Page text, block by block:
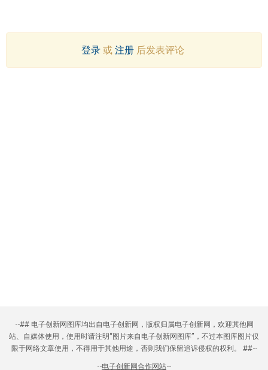
登录或 注册后发表评论
--## 电子创新网图库均出自电子创新网，版权归属电子创新网，欢迎其他网
站、自媒体使用，使用时请注明“图片来自电子创新网图库”，不过本图库图片仅
限于网络文章使用，不得用于其他用途，否则我们保留追诉侵权的权利。 ##--
--电子创新网合作网站--